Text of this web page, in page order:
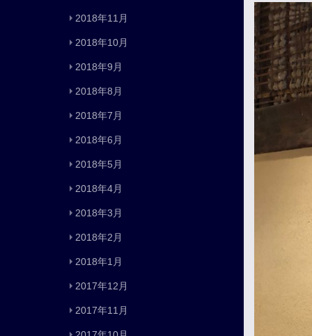
2018年11月
2018年10月
2018年9月
2018年8月
2018年7月
2018年6月
2018年5月
2018年4月
2018年3月
2018年2月
2018年1月
2017年12月
2017年11月